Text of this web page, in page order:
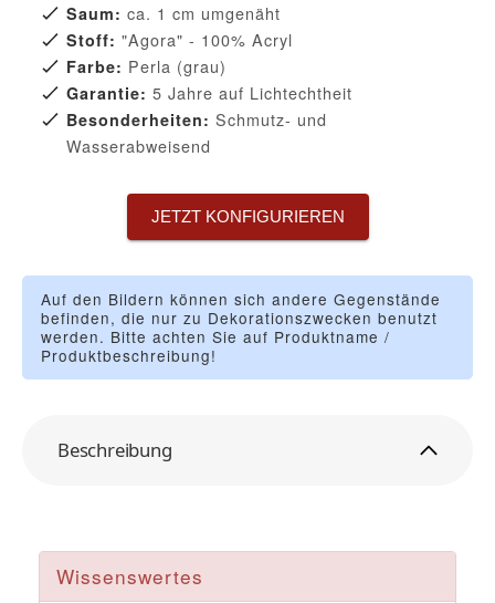
Saum: ca. 1 cm umgenäht
Stoff: "Agora" - 100% Acryl
Farbe: Perla (grau)
Garantie: 5 Jahre auf Lichtechtheit
Besonderheiten: Schmutz- und
Wasserabweisend
JETZT KONFIGURIEREN
Auf den Bildern können sich andere Gegenstände
befinden, die nur zu Dekorationszwecken benutzt
werden. Bitte achten Sie auf Produktname /
Produktbeschreibung!
Beschreibung
Wissenswertes